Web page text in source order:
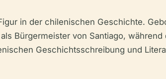
in der chilenischen Geschichte.
Bürgermeister von Santiago,
Geschichtsschreibung und